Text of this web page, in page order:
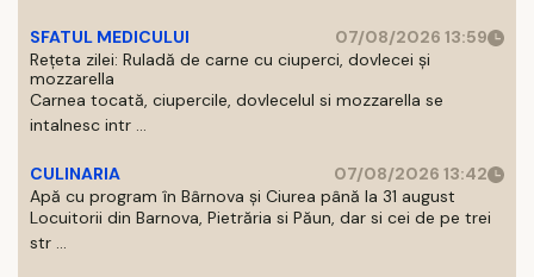
SFATUL MEDICULUI
07/08/2026 13:59
Rețeta zilei: Ruladă de carne cu ciuperci, dovlecei și
mozzarella
Carnea tocată, ciupercile, dovlecelul si mozzarella se
intalnesc intr ...
CULINARIA
07/08/2026 13:42
Apă cu program în Bârnova și Ciurea până la 31 august
Locuitorii din Barnova, Pietrăria si Păun, dar si cei de pe trei
str ...